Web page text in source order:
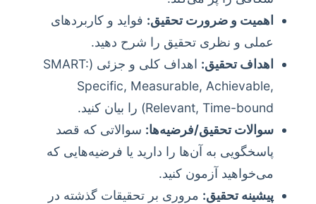
اهمیت و ضرورت تحقیق: فواید و کاربردهای
عملی و نظری تحقیق را شرح دهید.
اهداف تحقیق:
اهداف کلی و جزئی (SMART:
Specific, Measurable, Achievable,
Relevant, Time-bound) را بیان کنید.
سوالات تحقیق/فرضیه‌ها: سوالاتی که قصد
پاسخگویی به آن‌ها را دارید یا فرضیه‌هایی که
می‌خواهید آزمون کنید.
پیشینه تحقیق: مروری بر تحقیقات گذشته در